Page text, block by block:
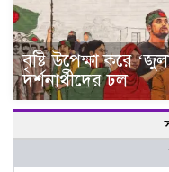
বৃষ্টি উপেক্ষা করে
দর্শনার্থীদের ঢল